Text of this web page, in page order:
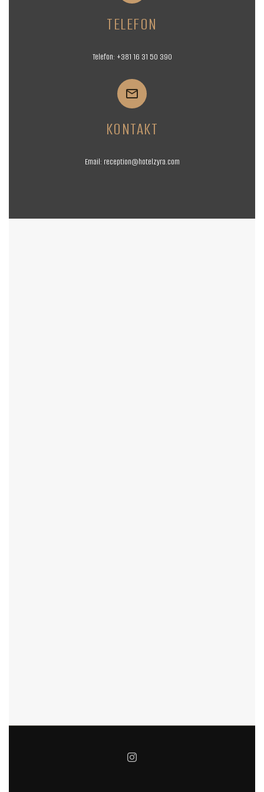
TELEFON
Telefon: +381 16 31 50 390


KONTAKT
Email: reception@hotelzyra.com